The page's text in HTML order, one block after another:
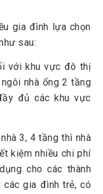
80m2
1 tum
độc đáo, ấn tượng
ngủ
gia đình lựa chọn
sau:
với khu vực đô thị
nhà ống 2 tầng
đủ các khu vực
3, 4 tầng thì nhà
kiệm nhiều chi phí
cho các thành
các gia đình trẻ, có